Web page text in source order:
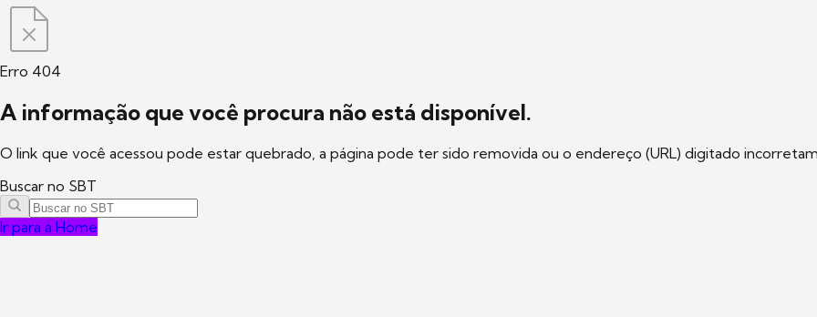
Erro 404
A informação que você procura não está disponível.
O link que você acessou pode estar quebrado, a página pode ter sido removida ou o endereço (URL) digitado
Buscar no SBT
Ir para a Home